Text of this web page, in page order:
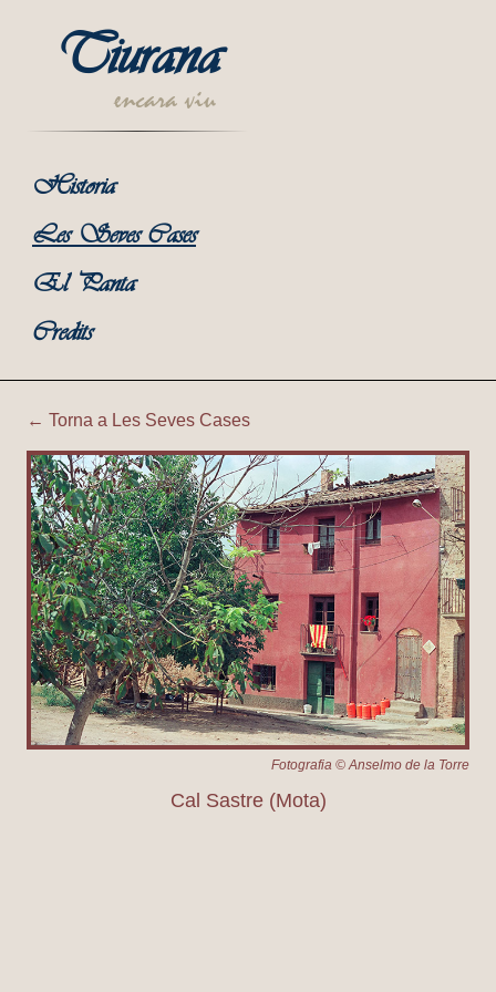
Tiurana
encara viu
Historia
Les Seves Cases
El Panta
Credits
Tiurana | Cal Sastre (Mota)
← Torna a Les Seves Cases
Fotografia © Anselmo de la Torre
Cal Sastre (Mota)